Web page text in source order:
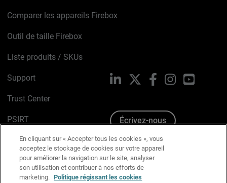
Comparer les appareils Firebox
Outil de taille Firebox
Liste produits / SKUs
Support
Trust Center
PSIRT
Avis sur les cookies
Politique de confidentialité
LinkedIn FacebookInstagramYouTube
Écrivez-nous
En cliquant sur « Accepter tous les cookies », vous
acceptez le stockage de cookies sur votre appareil
pour améliorer la navigation sur le site, analyser
son utilisation et contribuer à nos efforts de
marketing. Politique régissant les cookies